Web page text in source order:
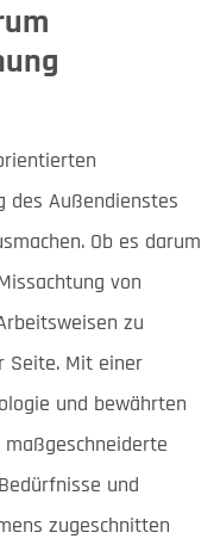
des Außendienstes
Ob es darum
von
zu
Seite. Mit einer
und bewährten
und
zugeschnitten